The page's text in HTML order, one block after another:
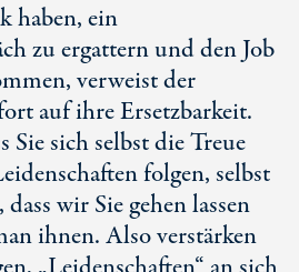
haben, ein
zu ergattern und den Job
verweist der
auf ihre Ersetzbarkeit.
Sie sich selbst die Treue
folgen, selbst
wir Sie gehen lassen
ihnen. Also verstärken